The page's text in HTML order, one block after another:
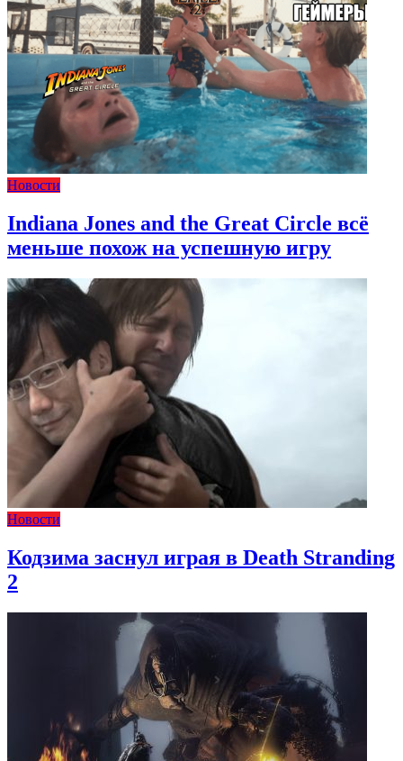
Новости
Indiana Jones and the Great Circle всё
меньше похож на успешную игру
Новости
Кодзима заснул играя в Death Stranding
2